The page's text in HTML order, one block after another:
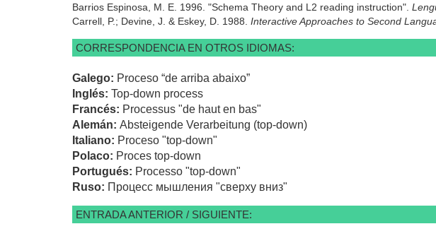
Barrios Espinosa, M. E. 1996. "Schema Theory and L2 reading instruction".
Carrell, P.; Devine, J. & Eskey, D. 1988. Interactive Approaches to Second
CORRESPONDENCIA EN OTROS IDIOMAS:
Galego: Proceso “de arriba abaixo”
Inglés: Top-down process
Francés: Processus "de haut en bas"
Alemán: Absteigende Verarbeitung (top-down)
Italiano: Proceso "top-down"
Polaco: Proces top-down
Portugués: Processo "top-down"
Ruso: Процесс мышления "сверху вниз"
ENTRADA ANTERIOR / SIGUIENTE: